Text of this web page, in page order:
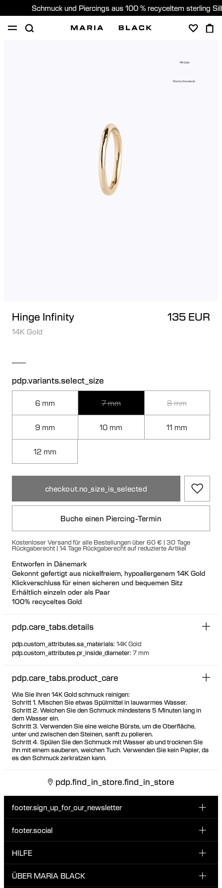
Schmuck und Piercings aus 100 % recyceltem sterling
14K Gold
Etische Standards
Hinge Infinity 135 EUR
14K Gold
pdp.variants.select_size
6 mm 7 mm 8 mm
9 mm 10 mm 11 mm
12 mm
checkout.no_size_is_selected
Buche einen Piercing-Termin
Kostenloser Versand für alle Bestellungen über 60 € | 30 Tage
Rückgaberecht | 14 Tage Rückgaberecht auf reduzierte Artikel
Entworfen in Dänemark
Gekonnt gefertigt aus nickelfreiem, hypoallergenem 14K Gold
Klickverschluss für einen sicheren und bequemen Sitz
Erhältlich einzeln oder als Paar
100% recyceltes Gold
pdp.care_tabs.details
pdp.custom_attributes.sa_materials: 14K Gold
pdp.custom_attributes.pr_inside_diameter: 7 mm
pdp.care_tabs.product_care
Wie Sie ihren 14K Gold schmuck reinigen:
Schritt 1. Mischen Sie etwas Spülmittel in lauwarmes Wasser.
Schritt 2. Weichen Sie den Schmuck mindestens 5 Minuten lang in
dem Wasser ein.
Schritt 3. Verwenden Sie eine weiche Bürste, um die Oberfläche,
unter und zwischen den Steinen, sanft zu polieren.
Schritt 4. Spülen Sie den Schmuck mit Wasser ab und trocknen Sie
ihn mit einem sauberen, weichen Tuch. Verwenden Sie kein Papier, da
es den Schmuck zerkratzen kann.
pdp.find_in_store.find_in_store
footer.sign_up_for_our_newsletter
Melde dich für unseren Newsletter an und erhalte 10 %
footer.social
INSTAGRAM
TIKTOK
HILFE
KUNDENSERVICE & KONTAKT
ÜBER MARIA BLACK